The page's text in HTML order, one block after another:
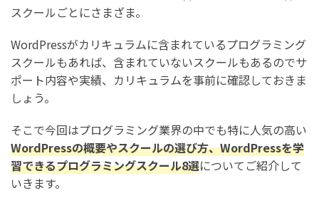
スクールごとにさまざま。
WordPressがカリキュラムに含まれているプログラミング
スクールもあれば、含まれていないスクールもあるのでサ
ポート内容や実績、カリキュラムを事前に確認しておきま
しょう。
そこで今回はプログラミング業界の中でも特に人気の高い
WordPressの概要やスクールの選び方、WordPressを学
習できるプログラミングスクール8選についてご紹介して
いきます。